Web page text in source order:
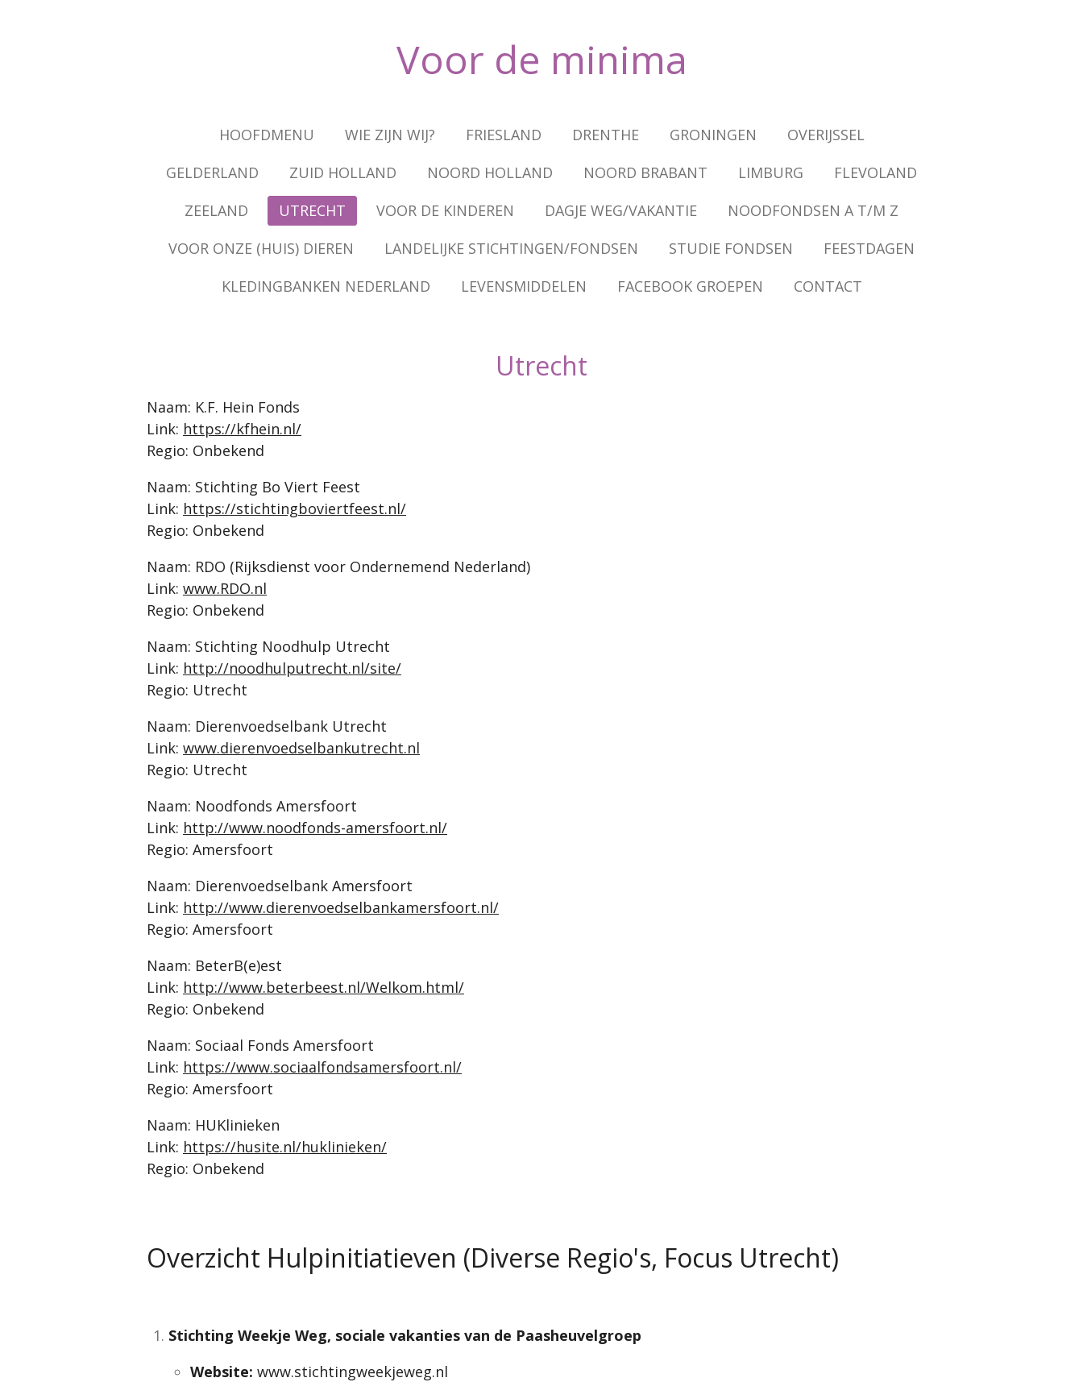
Voor de minima
HOOFDMENU WIE ZIJN WIJ? FRIESLAND DRENTHE GRONINGEN
OVERIJSSEL
GELDERLAND
ZUID HOLLAND NOORD HOLLAND NOORD BRABANT LIMBURG
FLEVOLAND
ZEELAND
UTRECHT VOOR DE KINDEREN DAGJE WEG/VAKANTIE
NOODFONDSEN A T/M Z
VOOR ONZE (HUIS) DIEREN
LANDELIJKE STICHTINGEN/FONDSEN STUDIE FONDSEN
FEESTDAGEN
KLEDINGBANKEN NEDERLAND
LEVENSMIDDELEN FACEBOOK GROEPEN CONTACT
Utrecht
Naam: K.F. Hein Fonds
Link: https://kfhein.nl/
Regio: Onbekend
Naam: Stichting Bo Viert Feest
Link: https://stichtingboviertfeest.nl/
Regio: Onbekend
Naam: RDO (Rijksdienst voor Ondernemend Nederland)
Link: www.RDO.nl
Regio: Onbekend
Naam: Stichting Noodhulp Utrecht
Link: http://noodhulputrecht.nl/site/
Regio: Utrecht
Naam: Dierenvoedselbank Utrecht
Link: www.dierenvoedselbankutrecht.nl
Regio: Utrecht
Naam: Noodfonds Amersfoort
Link: http://www.noodfonds-amersfoort.nl/
Regio: Amersfoort
Naam: Dierenvoedselbank Amersfoort
Link: http://www.dierenvoedselbankamersfoort.nl/
Regio: Amersfoort
Naam: BeterB(e)est
Link: http://www.beterbeest.nl/Welkom.html/
Regio: Onbekend
Naam: Sociaal Fonds Amersfoort
Link: https://www.sociaalfondsamersfoort.nl/
Regio: Amersfoort
Naam: HUKlinieken
Link: https://husite.nl/huklinieken/
Regio: Onbekend
Overzicht Hulpinitiatieven (Diverse Regio's, Focus Utrecht)
Stichting Weekje Weg, sociale vakanties van de Paasheuvelgroep
Website: www.stichtingweekjeweg.nl